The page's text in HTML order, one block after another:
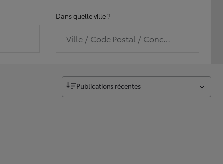
Dans quelle ville ?
Ville / Code Postal / Concession
Publications récentes